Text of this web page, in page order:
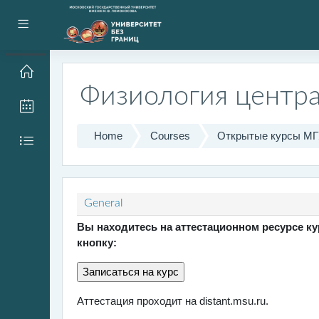
Side panel
Skip to main content
Физиология
Home Courses Открытые курсы
Topic outline
General
Вы находитесь на аттестационном ресурсе
кнопку:
Аттестация проходит на distant.msu.ru.